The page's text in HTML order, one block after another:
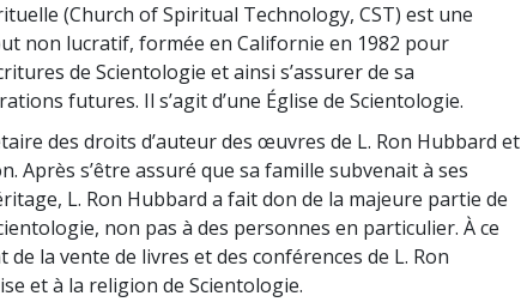
(Church of Spiritual Technology, CST) est une
non lucratif, formée en Californie en 1982 pour
de Scientologie et ainsi s’assurer de sa
futures. Il s’agit d’une Église de Scientologie.
des droits d’auteur des œuvres de L. Ron Hubbard et
Après s’être assuré que sa famille subvenait à ses
L. Ron Hubbard a fait don de la majeure partie de
non pas à des personnes en particulier. À ce
la vente de livres et des conférences de L. Ron
et à la religion de Scientologie.